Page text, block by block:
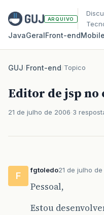
ARQUIVO
JavaGeralFront‑endMobile
GUJ/Front-end/Topico
Editor de jsp no
21 de julho de 2006 3
F
fgtoledo21 de julho
Pessoal,
Estou